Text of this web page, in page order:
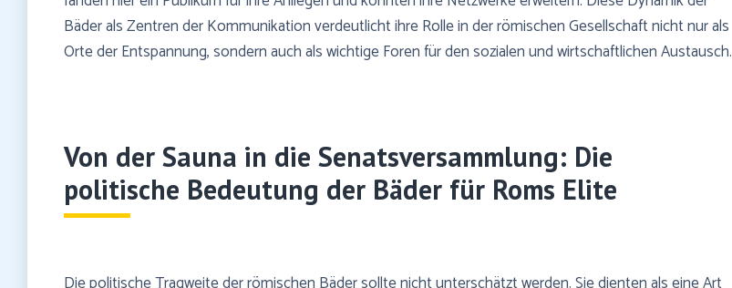
Bäder als Zentren der Kommunikation verdeutlicht ihre Rolle in der römischen Gesellschaft nicht nur als
Orte der Entspannung, sondern auch als wichtige Foren für den sozialen und wirtschaftlichen Austausch.
Von der Sauna in die Senatsversammlung: Die
politische Bedeutung der Bäder für Roms Elite